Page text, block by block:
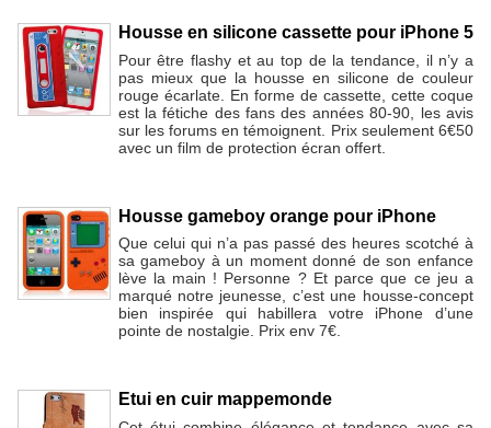
Housse en silicone cassette pour iPhone 5
Pour être flashy et au top de la tendance, il n’y a
pas mieux que la housse en silicone de couleur
rouge écarlate. En forme de cassette, cette coque
est la fétiche des fans des années 80-90, les avis
sur les forums en témoignent. Prix seulement 6€50
avec un film de protection écran offert.
Housse gameboy orange pour iPhone
Que celui qui n’a pas passé des heures scotché à
sa gameboy à un moment donné de son enfance
lève la main ! Personne ? Et parce que ce jeu a
marqué notre jeunesse, c’est une housse-concept
bien inspirée qui habillera votre iPhone d’une
pointe de nostalgie. Prix env 7€.
Etui en cuir mappemonde